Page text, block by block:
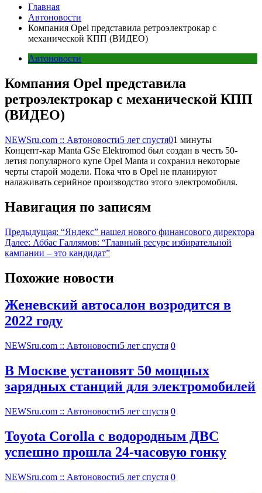
Главная
Автоновости
Компания Opel представила ретроэлектрокар с
механической КПП (ВИДЕО)
Автоновости
Компания Opel представила
ретроэлектрокар с механической КПП
(ВИДЕО)
NEWSru.com :: Автоновости5 лет спустя01 минуты
Концепт-кар Manta GSe Elektromod был создан в честь 50-
летия популярного купе Opel Manta и сохранил некоторые
черты старой модели. Пока что в Opel не планируют
налаживать серийное производство этого электромобиля.
Навигация по записям
Предыдущая: “Яндекс” нашел нового финансового директора
Далее: Аббас Галлямов: “Главный ресурс избирательной
кампании – это кандидат”
Похожие новости
Женевский автосалон возродится в
2022 году
NEWSru.com :: Автоновости5 лет спустя 0
В Москве установят 50 мощных
зарядных станций для электромобилей
NEWSru.com :: Автоновости5 лет спустя 0
Toyota Corolla с водородным ДВС
успешно прошла 24-часовую гонку
NEWSru.com :: Автоновости5 лет спустя 0